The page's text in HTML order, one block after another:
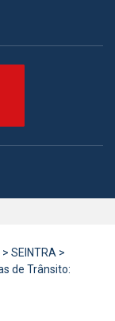
> SEINTRA >
de Trânsito: